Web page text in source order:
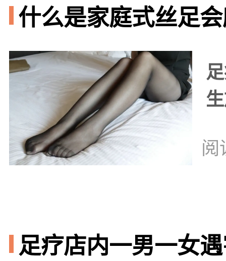
什么是家庭式丝足
阅
足疗店内一男一女